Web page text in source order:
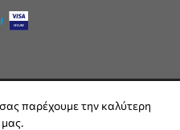
παρέχουμε την καλύτερη
μας.